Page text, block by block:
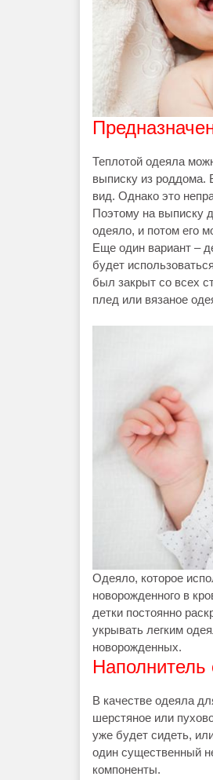
Теплотой одеяла
выписку из роддома.
вид. Однако это
Поэтому на выписку
одеяло, и потом его
Еще один вариант –
будет
был закрыт со всех
плед или вязаное
Одеяло, которое
новорожденного в
детки постоянно
укрывать легким
новорожденных.
В качестве одеяла
шерстяное или
уже будет сидеть,
один существенный
компоненты.